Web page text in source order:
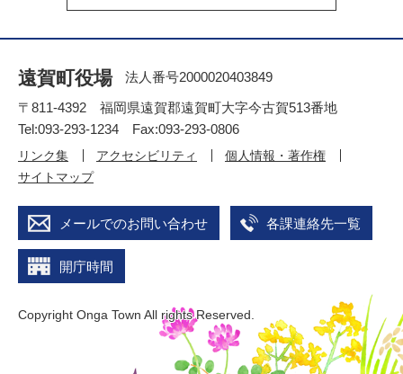
遠賀町役場
法人番号2000020403849
〒811-4392 福岡県遠賀郡遠賀町大字今古賀513番地
Tel:093-293-1234 Fax:093-293-0806
リンク集 アクセシビリティ
個人情報・著作権
サイトマップ
メールでのお問い合わせ 各課連絡先一覧
開庁時間
Copyright Onga Town All rights Reserved.